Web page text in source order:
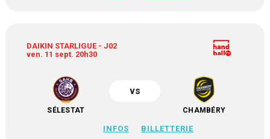
DAIKIN STARLIGUE - J02
ven. 11 sept. 20h30
SÉLESTAT
vs
CHAMBÉRY
INFOS BILLETTERIE